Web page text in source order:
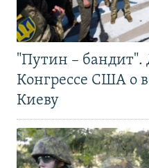
"Путин – бандит".
Конгрессе США о
Киеву